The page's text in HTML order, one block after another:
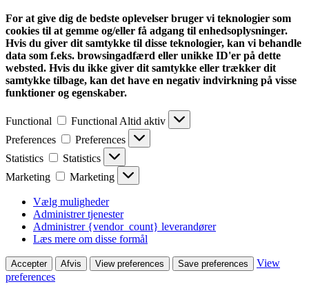
For at give dig de bedste oplevelser bruger vi teknologier som
cookies til at gemme og/eller få adgang til enhedsoplysninger.
Hvis du giver dit samtykke til disse teknologier, kan vi behandle
data som f.eks. browsingadfærd eller unikke ID'er på dette
websted. Hvis du ikke giver dit samtykke eller trækker dit
samtykke tilbage, kan det have en negativ indvirkning på visse
funktioner og egenskaber.
Functional Functional Altid aktiv
Preferences
Preferences
Statistics
Statistics
Marketing
Marketing
Vælg muligheder
Administrer tjenester
Administrer {vendor_count} leverandører
Læs mere om disse formål
Accepter Afvis View preferences Save preferences
View
preferences